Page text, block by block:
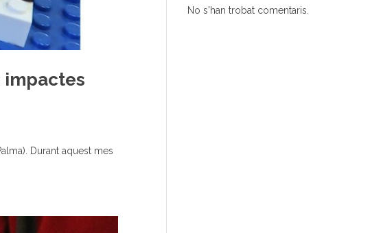
impactes
Durant aquest mes
No s'han trobat comentaris.